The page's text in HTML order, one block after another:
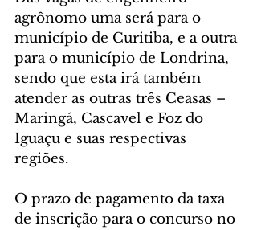
agrônomo uma será para o
município de Curitiba, e a outra
para o município de Londrina,
sendo que esta irá também
atender as outras três Ceasas –
Maringá, Cascavel e Foz do
Iguaçu e suas respectivas
regiões.
O prazo de pagamento da taxa
de inscrição para o concurso no